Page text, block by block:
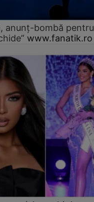
anunț-bombă
www.fanatik.ro